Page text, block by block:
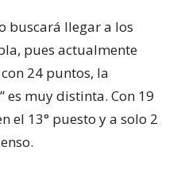
buscará llegar a los
pues actualmente
24 puntos, la
es muy distinta. Con 19
el 13° puesto y a solo 2